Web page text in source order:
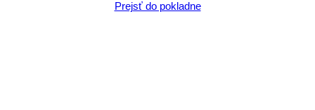
Prejsť do pokladne